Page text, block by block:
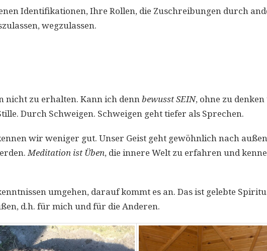
Identifikationen, Ihre Rollen, die Zuschreibungen durch
wegzulassen.
nicht zu erhalten. Kann ich dennbewusst SEIN, ohne zu
Durch Schweigen. Schweigen geht tiefer als Sprechen.
wir weniger gut. Unser Geist geht gewöhnlich nach
Meditation ist Üben, die innere Welt zu erfahren und
umgehen, darauf kommt es an. Das ist gelebte
d.h. für mich und für die Anderen.